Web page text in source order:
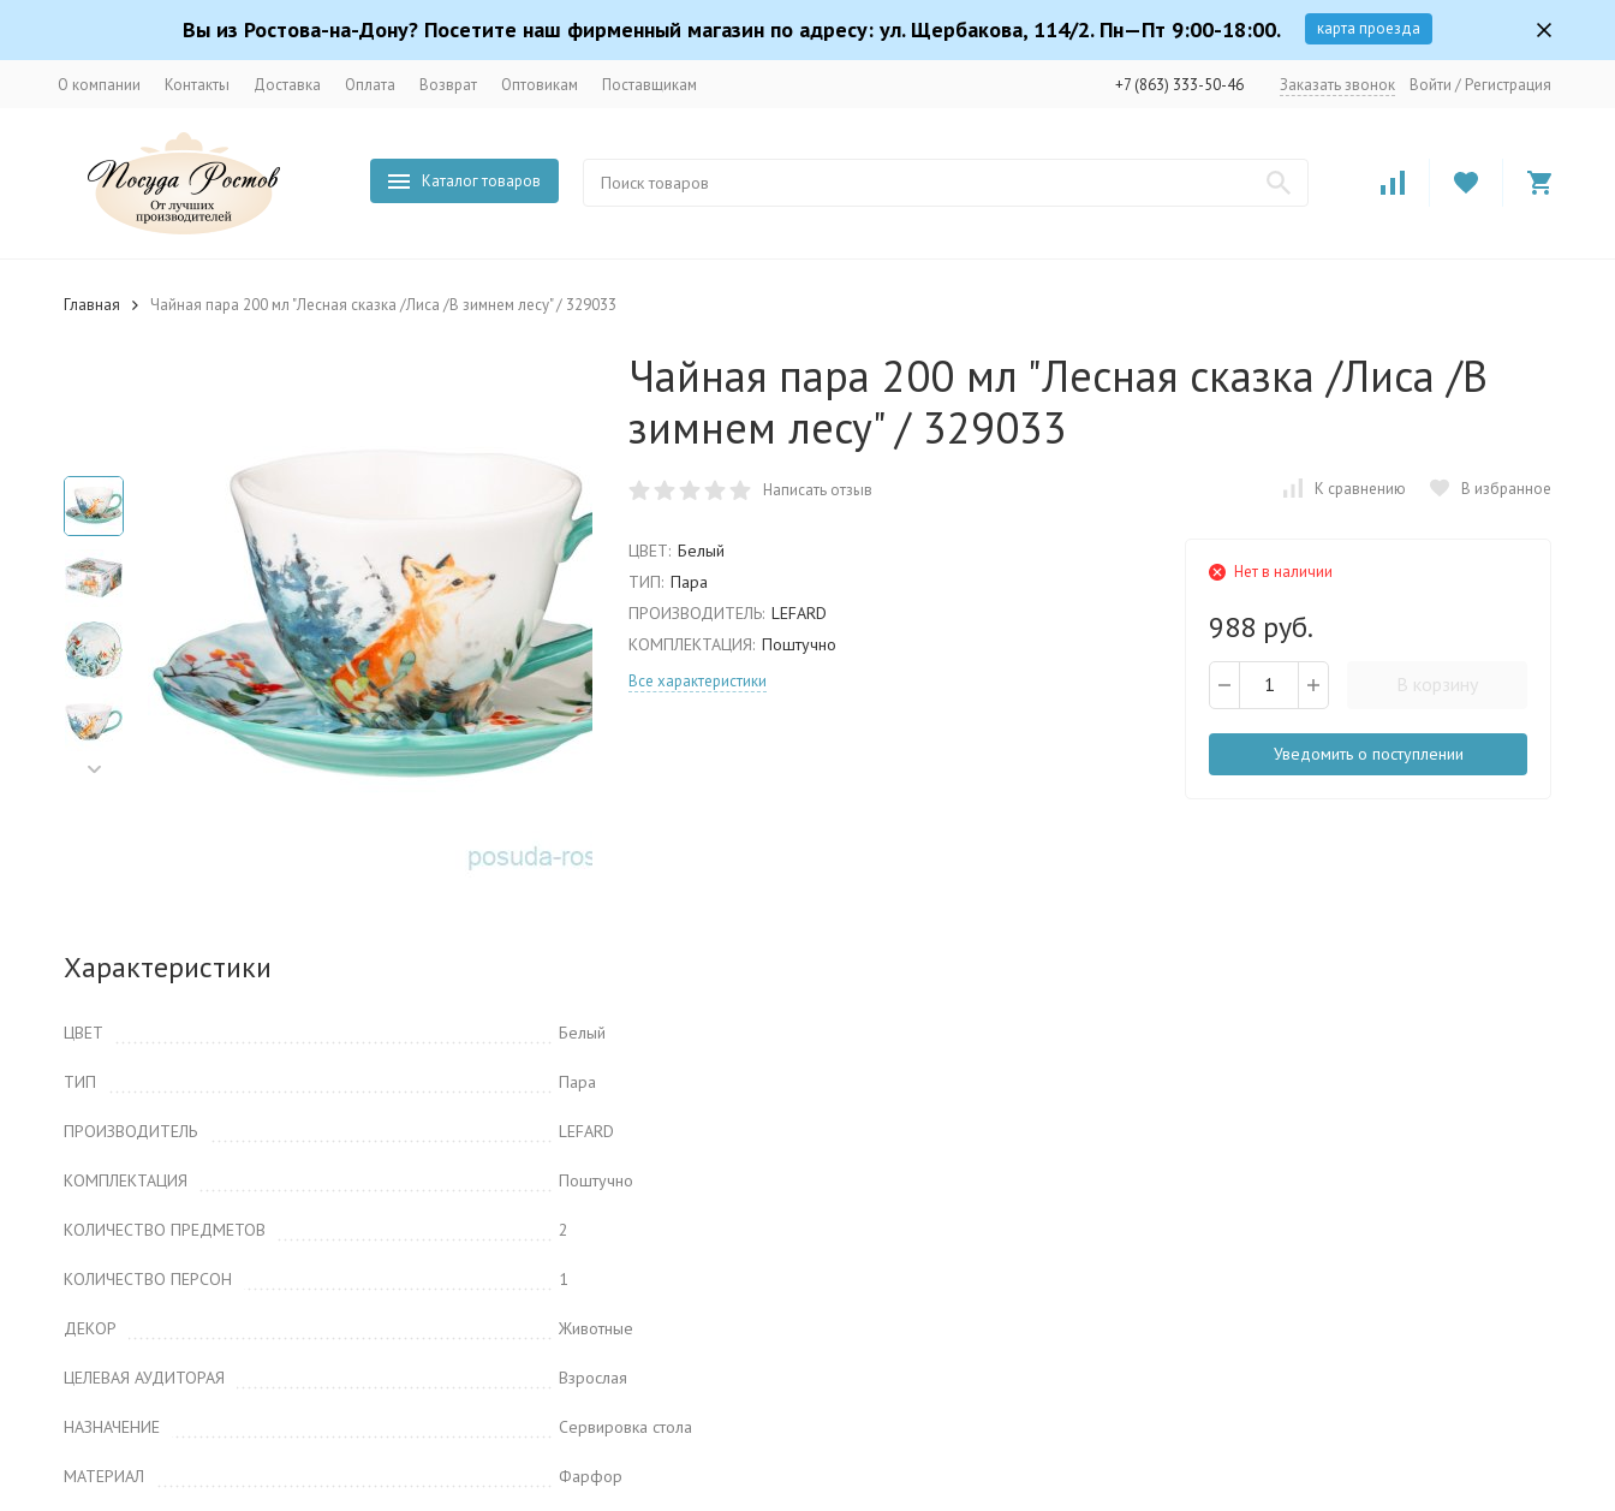
Вы из Ростова-на-Дону? Посетите наш фирменный магазин по адресу: ул. Щербакова, 114/2. Пн—Пт 9:00-18:00. карта проезда
О компании Контакты Доставка Оплата Возврат Оптовикам Поставщикам +7 (863) 333-50-46 Заказать звонок Войти / Регистрация
Каталог товаров
Главная Чайная пара 200 мл "Лесная сказка /Лиса /В зимнем лесу" / 329033
Чайная пара 200 мл "Лесная сказка /Лиса /В
зимнем лесу" / 329033
Написать отзыв К сравнению В избранное
ЦВЕТ: Белый
ТИП: Пара
ПРОИЗВОДИТЕЛЬ: LEFARD
КОМПЛЕКТАЦИЯ: Поштучно
Все характеристики
Нет в наличии
988 руб.
В корзину
Уведомить о поступлении
Характеристики
ЦВЕТ Белый
ТИП Пара
ПРОИЗВОДИТЕЛЬ LEFARD
КОМПЛЕКТАЦИЯ Поштучно
КОЛИЧЕСТВО ПРЕДМЕТОВ 2
КОЛИЧЕСТВО ПЕРСОН 1
ДЕКОР Животные
ЦЕЛЕВАЯ АУДИТОРАЯ Взрослая
НАЗНАЧЕНИЕ Сервировка стола
МАТЕРИАЛ Фарфор